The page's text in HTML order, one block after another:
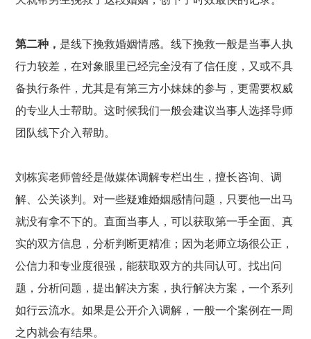
第二种， 是线下挽救婚姻情感。线下挽救一般是当事人执
行力较差，在对象眼里已经完全没有了信任度，又或不具
备执行条件，尤其是有第三方小妹妹的参与，更需要权威
的专业人士帮助。这时候我们一般会建议当事人选择导师
团队线下介入帮助。
刘栋宾老师曾经是做媒体调解专栏出生，擅长咨询、调
解、公关谈判。对一些疑难婚姻感情问题，只要他一出马
就没有拿不下的。直面当事人，可以获取第一手全面、真
实的双方信息，分析判断更精准；因为老师立场很公正，
公信力和专业度很强，能获取双方的共同认可。找出问
题，分析问题，提出解决方案，执行解决方案，一个系列
如行云流水。如果是公开介入调解，一般一个案例在一周
之内就会有结果。